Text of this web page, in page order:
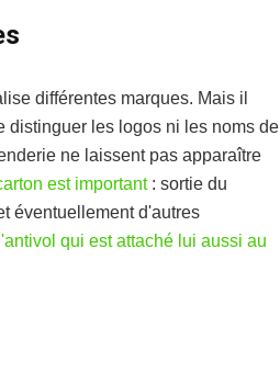
différentes marques. Mais il
distinguer les logos ni les noms de
ne laissent pas apparaître
est important: sortie du
éventuellement d'autres
l'antivol qui est attaché lui aussi au